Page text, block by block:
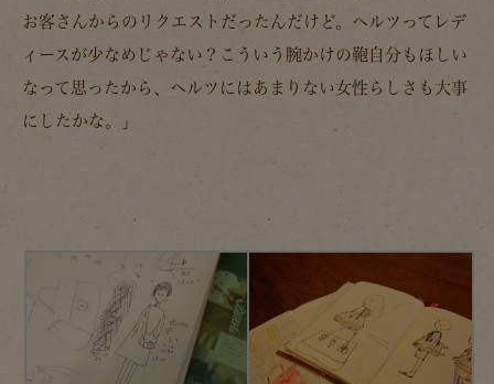
お客さんからのリクエストだったんだけど。ヘルツってレデ
ィースが少なめじゃない？こういう腕かけの鞄自分もほしい
なって思ったから、ヘルツにはあまりない女性らしさも大事
にしたかな。」